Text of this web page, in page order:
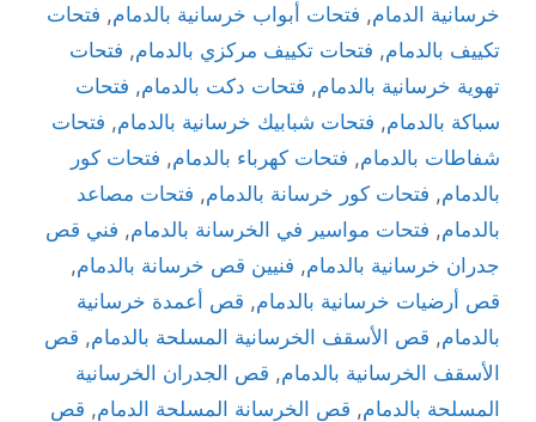
خرسانية الدمام, فتحات أبواب خرسانية بالدمام, فتحات
تكييف بالدمام, فتحات تكييف مركزي بالدمام, فتحات
تهوية خرسانية بالدمام, فتحات دكت بالدمام, فتحات
سباكة بالدمام, فتحات شبابيك خرسانية بالدمام, فتحات
شفاطات بالدمام, فتحات كهرباء بالدمام, فتحات كور
بالدمام, فتحات كور خرسانة بالدمام, فتحات مصاعد
بالدمام, فتحات مواسير في الخرسانة بالدمام, فني قص
جدران خرسانية بالدمام, فنيين قص خرسانة بالدمام,
قص أرضيات خرسانية بالدمام, قص أعمدة خرسانية
بالدمام, قص الأسقف الخرسانية المسلحة بالدمام, قص
الأسقف الخرسانية بالدمام, قص الجدران الخرسانية
المسلحة بالدمام, قص الخرسانة المسلحة الدمام, قص